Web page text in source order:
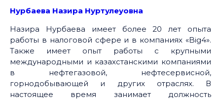
Нурбаева Назира Нуртулеуовна
Назира Нурбаева имеет более 20 лет опыта
работы в налоговой сфере и в компаниях «Big4».
Также имеет опыт работы с крупными
международными и казахстанскими компаниями
в нефтегазовой, нефтесервисной,
горнодобывающей и других отраслях. В
настоящее время занимает должность